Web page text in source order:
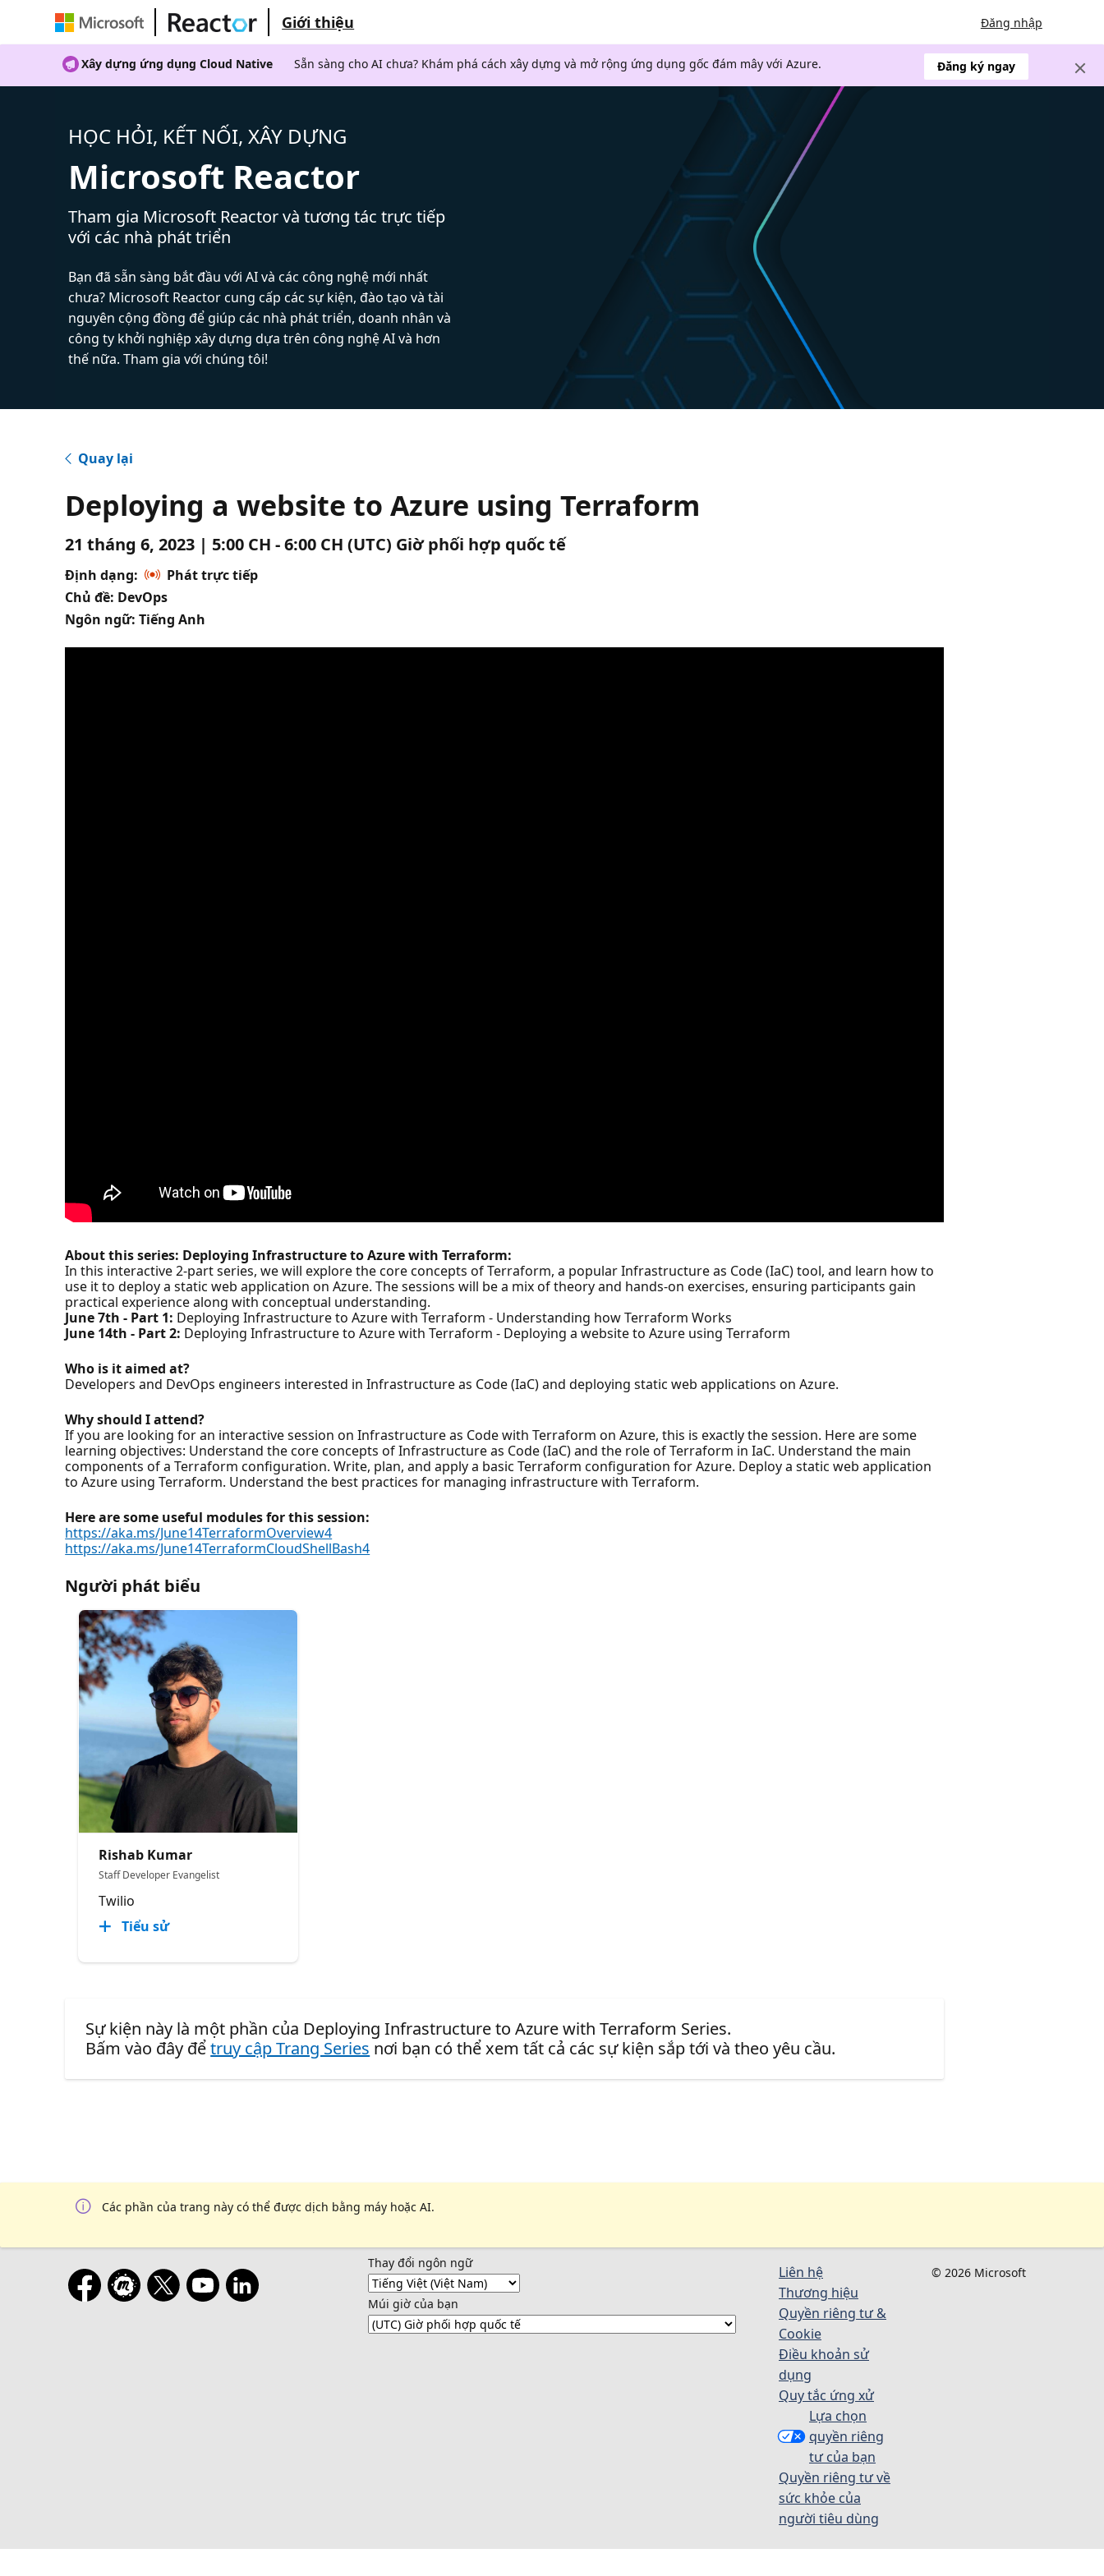
Giới thiệu Đăng nhập
Xây dựng ứng dụng Cloud Native Sẵn sàng cho AI chưa? Khám phá cách xây dựng và mở rộng ứng dụng gốc đám mây với Azure. Đăng ký ngay
HỌC HỎI, KẾT NỐI, XÂY DỰNG
Microsoft Reactor
Tham gia Microsoft Reactor và tương tác trực tiếp
với các nhà phát triển
Bạn đã sẵn sàng bắt đầu với AI và các công nghệ mới nhất
chưa? Microsoft Reactor cung cấp các sự kiện, đào tạo và tài
nguyên cộng đồng để giúp các nhà phát triển, doanh nhân và
công ty khởi nghiệp xây dựng dựa trên công nghệ AI và hơn
thế nữa. Tham gia với chúng tôi!
Quay lại
Deploying a website to Azure using Terraform
21 tháng 6, 2023 | 5:00 CH - 6:00 CH (UTC) Giờ phối hợp quốc tế
Định dạng:
Phát trực tiếp
Chủ đề: DevOps
Ngôn ngữ: Tiếng Anh
About this series: Deploying Infrastructure to Azure with Terraform:
In this interactive 2-part series, we will explore the core concepts of Terraform, a popular Infrastructure as Code (IaC) tool, and learn how to
use it to deploy a static web application on Azure. The sessions will be a mix of theory and hands-on exercises, ensuring participants gain
practical experience along with conceptual understanding.
June 7th - Part 1: Deploying Infrastructure to Azure with Terraform - Understanding how Terraform Works
June 14th - Part 2: Deploying Infrastructure to Azure with Terraform - Deploying a website to Azure using Terraform
Who is it aimed at?
Developers and DevOps engineers interested in Infrastructure as Code (IaC) and deploying static web applications on Azure.
Why should I attend?
If you are looking for an interactive session on Infrastructure as Code with Terraform on Azure, this is exactly the session. Here are some
learning objectives: Understand the core concepts of Infrastructure as Code (IaC) and the role of Terraform in IaC. Understand the main
components of a Terraform configuration. Write, plan, and apply a basic Terraform configuration for Azure. Deploy a static web application
to Azure using Terraform. Understand the best practices for managing infrastructure with Terraform.
Here are some useful modules for this session:
https://aka.ms/June14TerraformOverview4
https://aka.ms/June14TerraformCloudShellBash4
Người phát biểu
Rishab Kumar
Staff Developer Evangelist
Twilio
Tiểu sử
Sự kiện này là một phần của Deploying Infrastructure to Azure with Terraform Series.
Bấm vào đây đểtruy cập Trang Series nơi bạn có thể xem tất cả các sự kiện sắp tới và theo yêu cầu.
Các phần của trang này có thể được dịch bằng máy hoặc AI.
Thay đổi ngôn ngữ
Múi giờ của bạn
Liên hệ
Thương hiệu
Quyền riêng tư &
Cookie
Điều khoản sử
dụng
Quy tắc ứng xử
Lựa chọn
quyền riêng
tư của bạn
Quyền riêng tư về
sức khỏe của
người tiêu dùng
© 2026 Microsoft